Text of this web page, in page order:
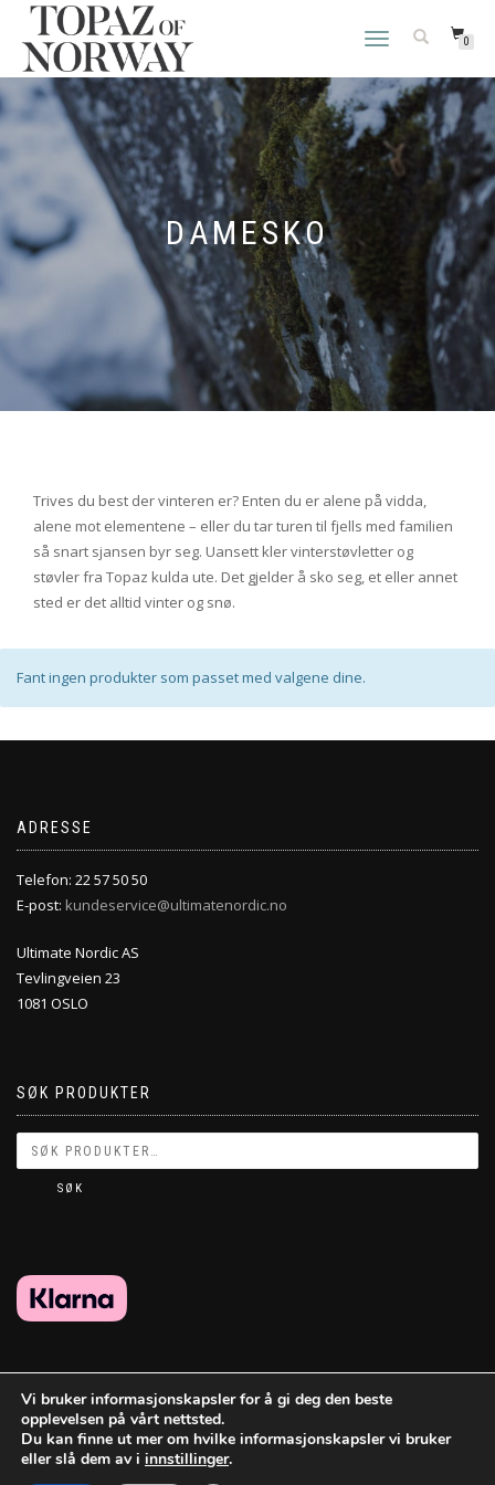
VEKSLE
0
DAMESKO
Trives du best der vinteren er? Enten du er alene på vidda,
alene mot elementene – eller du tar turen til fjells med familien
så snart sjansen byr seg. Uansett kler vinterstøvletter og
støvler fra Topaz kulda ute. Det gjelder å sko seg, et eller annet
sted er det alltid vinter og snø.
Fant ingen produkter som passet med valgene dine.
ADRESSE
Telefon: 22 57 50 50
E-post: kundeservice@ultimatenordic.no
Ultimate Nordic AS
Tevlingveien 23
1081 OSLO
SØK PRODUKTER
SØK
Vi bruker informasjonskapsler for å gi deg den beste
opplevelsen på vårt nettsted.
Du kan finne ut mer om hvilke informasjonskapsler vi bruker
eller slå dem av i innstillinger.